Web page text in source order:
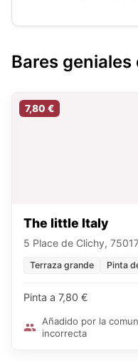
Bares geniales
7,80 €
The little Italy
5 Place de Clichy,
Terraza grande Pinta
Pinta a 7,80 €
Añadido por la
incorrecta